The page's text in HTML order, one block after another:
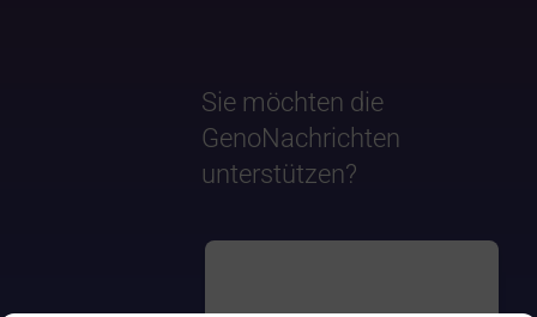
Sie möchten die
GenoNachrichten
unterstützen?